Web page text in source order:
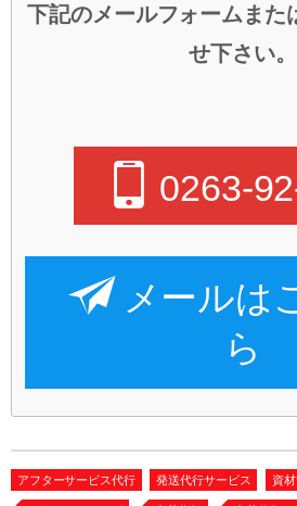
下記のメールフォームまた
せ下さい。
0263-
メールは
ら
アフターサービス代行 発送代行サービス 資